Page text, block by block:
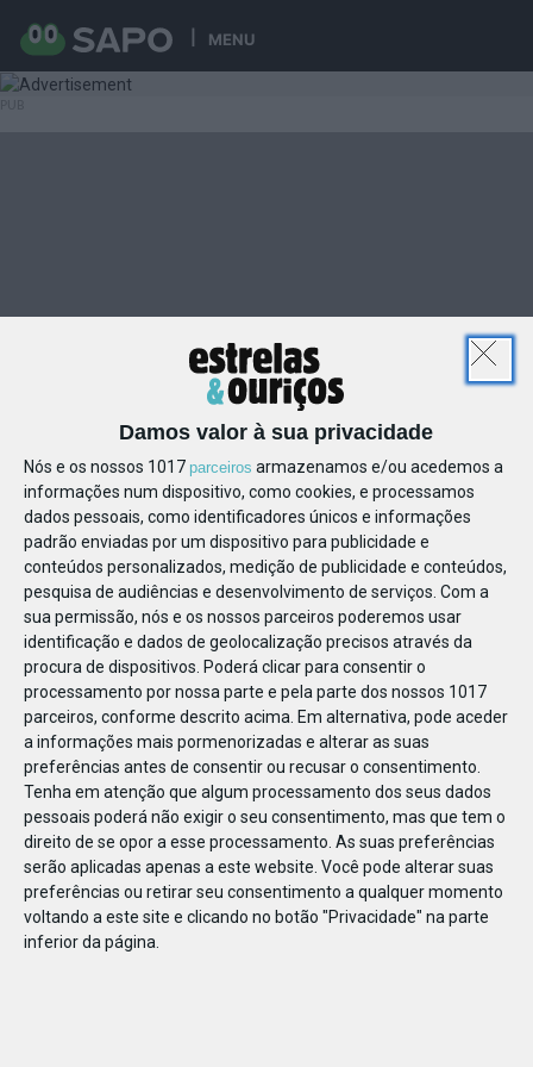
MENU
Damos valor à sua privacidade
Nós e os nossos 1017 parceiros armazenamos e/ou acedemos a
informações num dispositivo, como cookies, e processamos
dados pessoais, como identificadores únicos e informações
padrão enviadas por um dispositivo para publicidade e
conteúdos personalizados, medição de publicidade e conteúdos,
pesquisa de audiências e desenvolvimento de serviços. Com a
sua permissão, nós e os nossos parceiros poderemos usar
identificação e dados de geolocalização precisos através da
procura de dispositivos. Poderá clicar para consentir o
processamento por nossa parte e pela parte dos nossos 1017
parceiros, conforme descrito acima. Em alternativa, pode aceder
a informações mais pormenorizadas e alterar as suas
preferências antes de consentir ou recusar o consentimento.
Tenha em atenção que algum processamento dos seus dados
pessoais poderá não exigir o seu consentimento, mas que tem o
direito de se opor a esse processamento. As suas preferências
serão aplicadas apenas a este website. Você pode alterar suas
preferências ou retirar seu consentimento a qualquer momento
voltando a este site e clicando no botão "Privacidade" na parte
inferior da página.
627621420059900